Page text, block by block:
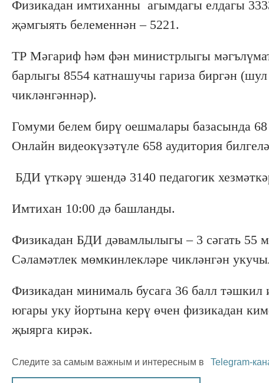
Физикадан имтиханны агымдагы елдагы
җәмгыять белеменнән – 5221.
ТР Мәгариф һәм фән министрлыгы
барлыгы 8554 катнашучы гариза биргән
чикләнгәннәр).
Гомуми белем бирү оешмалары базасында
Онлайн видеокүзәтүле 658 аудитория
БДИ үткәрү эшендә 3140 педагогик
Имтихан 10:00 дә башланды.
Физикадан БДИ дәвамлылыгы – 3 сәгать 55
Сәламәтлек мөмкинлекләре чикләнгән
Физикадан минималь бусага 36 балл
югары уку йортына керү өчен физикадан
җыярга кирәк.
Следите за самым важным и интересным в Telegram-